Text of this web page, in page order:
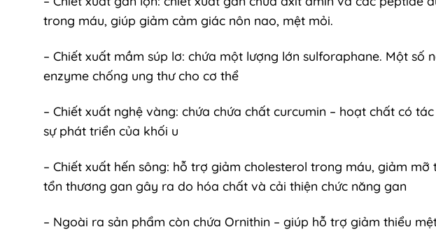
trong máu, giúp giảm cảm giác nôn nao, mệt mỏi.
– Chiết xuất mầm súp lơ: chứa một lượng lớn sulforaphane. Một
enzyme chống ung thư cho cơ thể
– Chiết xuất nghệ vàng: chứa chứa chất curcumin – hoạt chất có
sự phát triển của khối u
– Chiết xuất hến sông: hỗ trợ giảm cholesterol trong máu, giảm
tổn thương gan gây ra do hóa chất và cải thiện chức năng gan
– Ngoài ra sản phẩm còn chứa Ornithin – giúp hỗ trợ giảm thiểu